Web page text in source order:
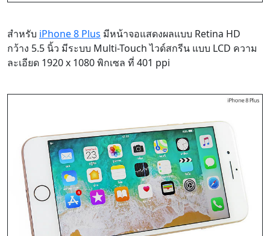
สำหรับ iPhone 8 Plus มีหน้าจอแสดงผลแบบ Retina HD
กว้าง 5.5 นิ้ว มีระบบ Multi-Touch ไวด์สกรีน แบบ LCD ความ
ละเอียด 1920 x 1080 พิกเซล ที่ 401 ppi